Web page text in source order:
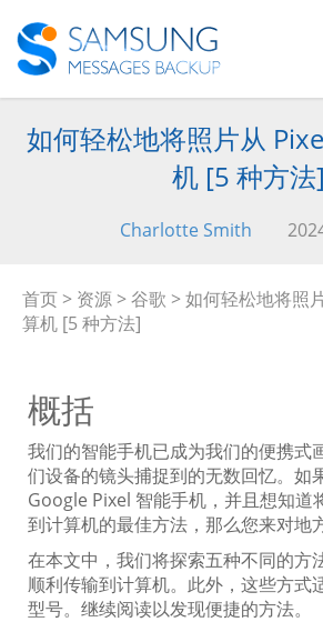
如何轻松地将照片从
机 [5 种方法]
Charlotte Smith
首页 > 资源 >谷歌 > 如何轻松地将照
算机 [5 种方法]
概括
我们的智能手机已成为我们的便携式
们设备的镜头捕捉到的无数回忆。如
Google Pixel 智能手机，并且想知道
到计算机的最佳方法，那么您来对地
在本文中，我们将探索五种不同的方
顺利传输到计算机。此外，这些方式
型号。继续阅读以发现便捷的方法。